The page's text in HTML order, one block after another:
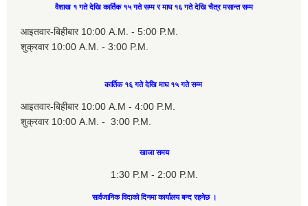
वैशाख १ गते देखि कार्तिक १५ गते सम्म र माघ १६ गते देखि चैत्र मसान्त सम्म
आइतवार-बिहीबार 10:00 A.M. - 5:00 P.M.
शुक्रवार 10:00 A.M. - 3:00 P.M.
कार्तिक १६ गते देखि माघ १५ गते सम्म
आइतवार-बिहीबार 10:00 A.M - 4:00 P.M.
शुक्रवार 10:00 A.M. - 3:00 P.M.
खाजा समय
1:30 P.M - 2:00 P.M.
सार्वजानिक विदाको दिनमा कार्यालय बन्द रहनेछ ।